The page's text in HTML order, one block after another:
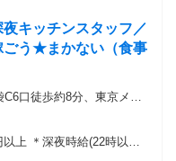
キッチンスタッフ／
う★まかない（食事
口徒歩約8分、東京メト
武東上線 池袋西口(北)徒
上 ＊深夜時給(22時以